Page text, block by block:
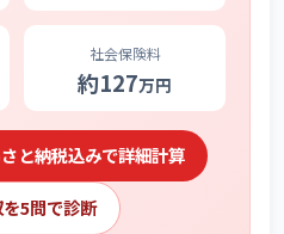
社会保険料
約127万円
と納税込みで詳細計算
5問で診断